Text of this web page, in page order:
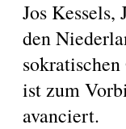
Jos
den
ist zum
avanciert.